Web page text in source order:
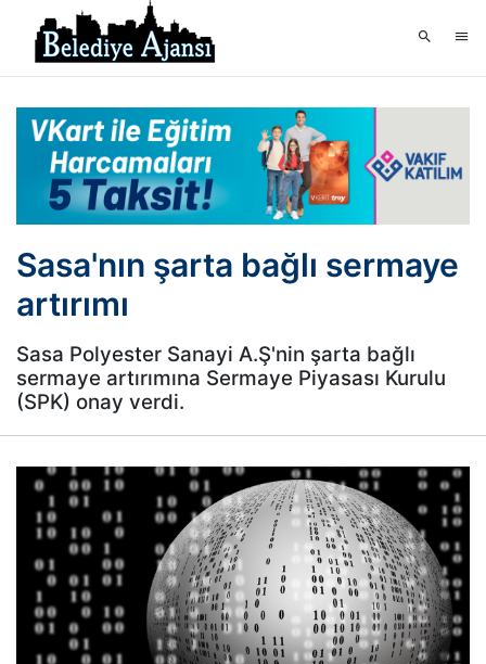
Sasa'nın şarta bağlı sermaye
artırımı
Sasa Polyester Sanayi A.Ş'nin şarta bağlı
sermaye artırımına Sermaye Piyasası Kurulu
(SPK) onay verdi.